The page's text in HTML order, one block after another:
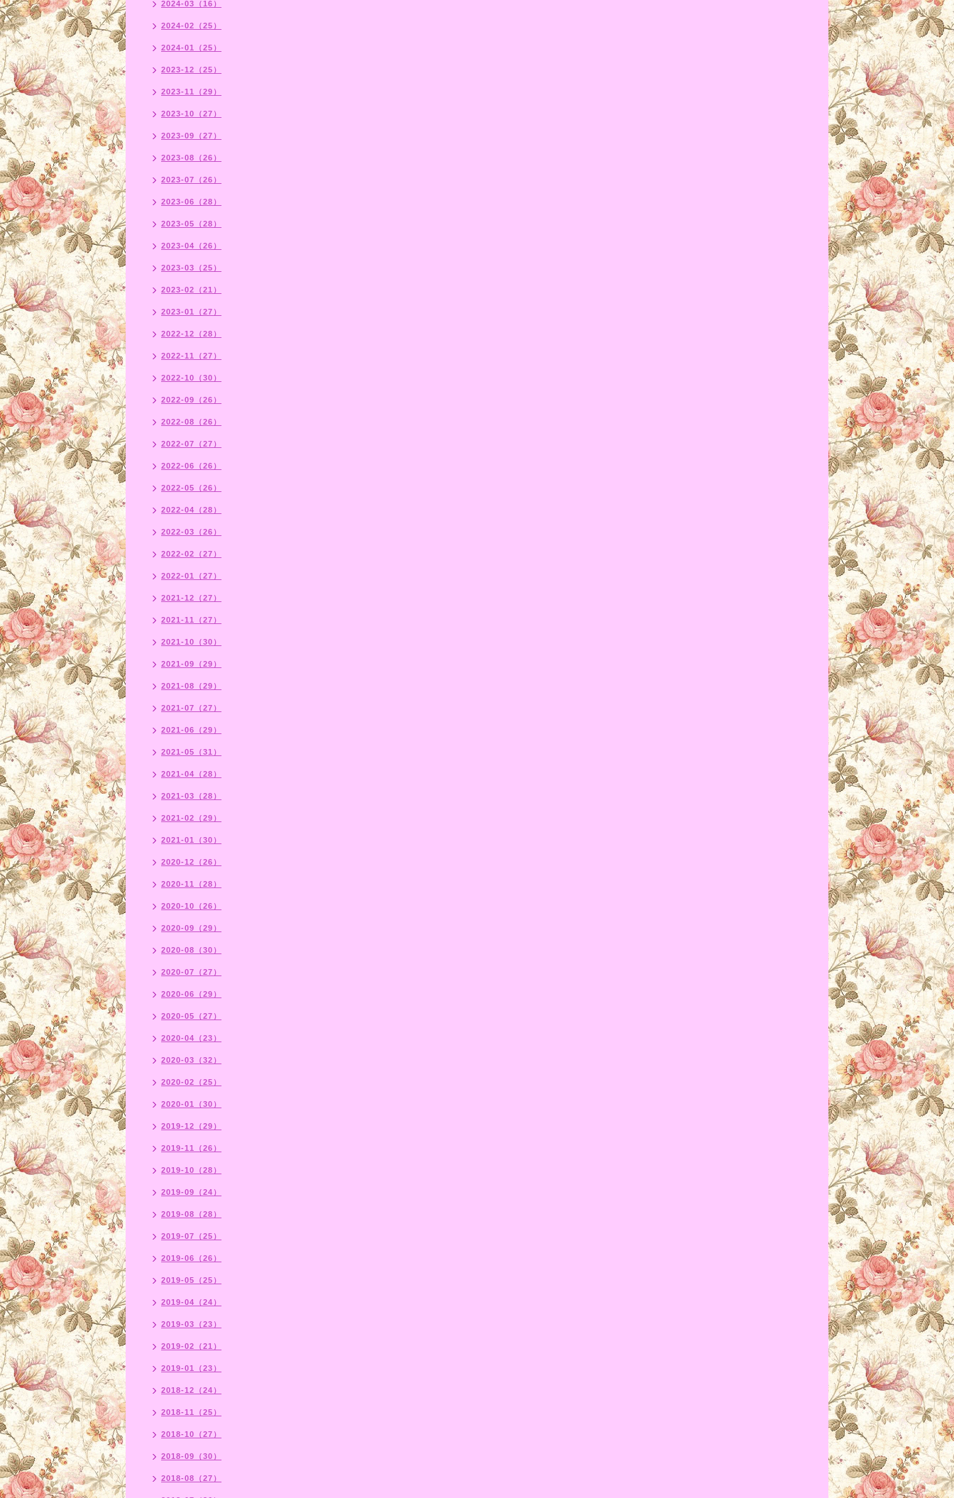
2024-03（16）
2024-02（25）
2024-01（25）
2023-12（25）
2023-11（29）
2023-10（27）
2023-09（27）
2023-08（26）
2023-07（26）
2023-06（28）
2023-05（28）
2023-04（26）
2023-03（25）
2023-02（21）
2023-01（27）
2022-12（28）
2022-11（27）
2022-10（30）
2022-09（26）
2022-08（26）
2022-07（27）
2022-06（26）
2022-05（26）
2022-04（28）
2022-03（26）
2022-02（27）
2022-01（27）
2021-12（27）
2021-11（27）
2021-10（30）
2021-09（29）
2021-08（29）
2021-07（27）
2021-06（29）
2021-05（31）
2021-04（28）
2021-03（28）
2021-02（29）
2021-01（30）
2020-12（26）
2020-11（28）
2020-10（26）
2020-09（29）
2020-08（30）
2020-07（27）
2020-06（29）
2020-05（27）
2020-04（23）
2020-03（32）
2020-02（25）
2020-01（30）
2019-12（29）
2019-11（26）
2019-10（28）
2019-09（24）
2019-08（28）
2019-07（25）
2019-06（26）
2019-05（25）
2019-04（24）
2019-03（23）
2019-02（21）
2019-01（23）
2018-12（24）
2018-11（25）
2018-10（27）
2018-09（30）
2018-08（27）